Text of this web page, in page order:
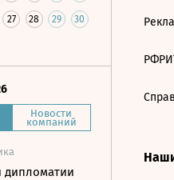
27 28 29 30
Новости
компаний
дипломатии